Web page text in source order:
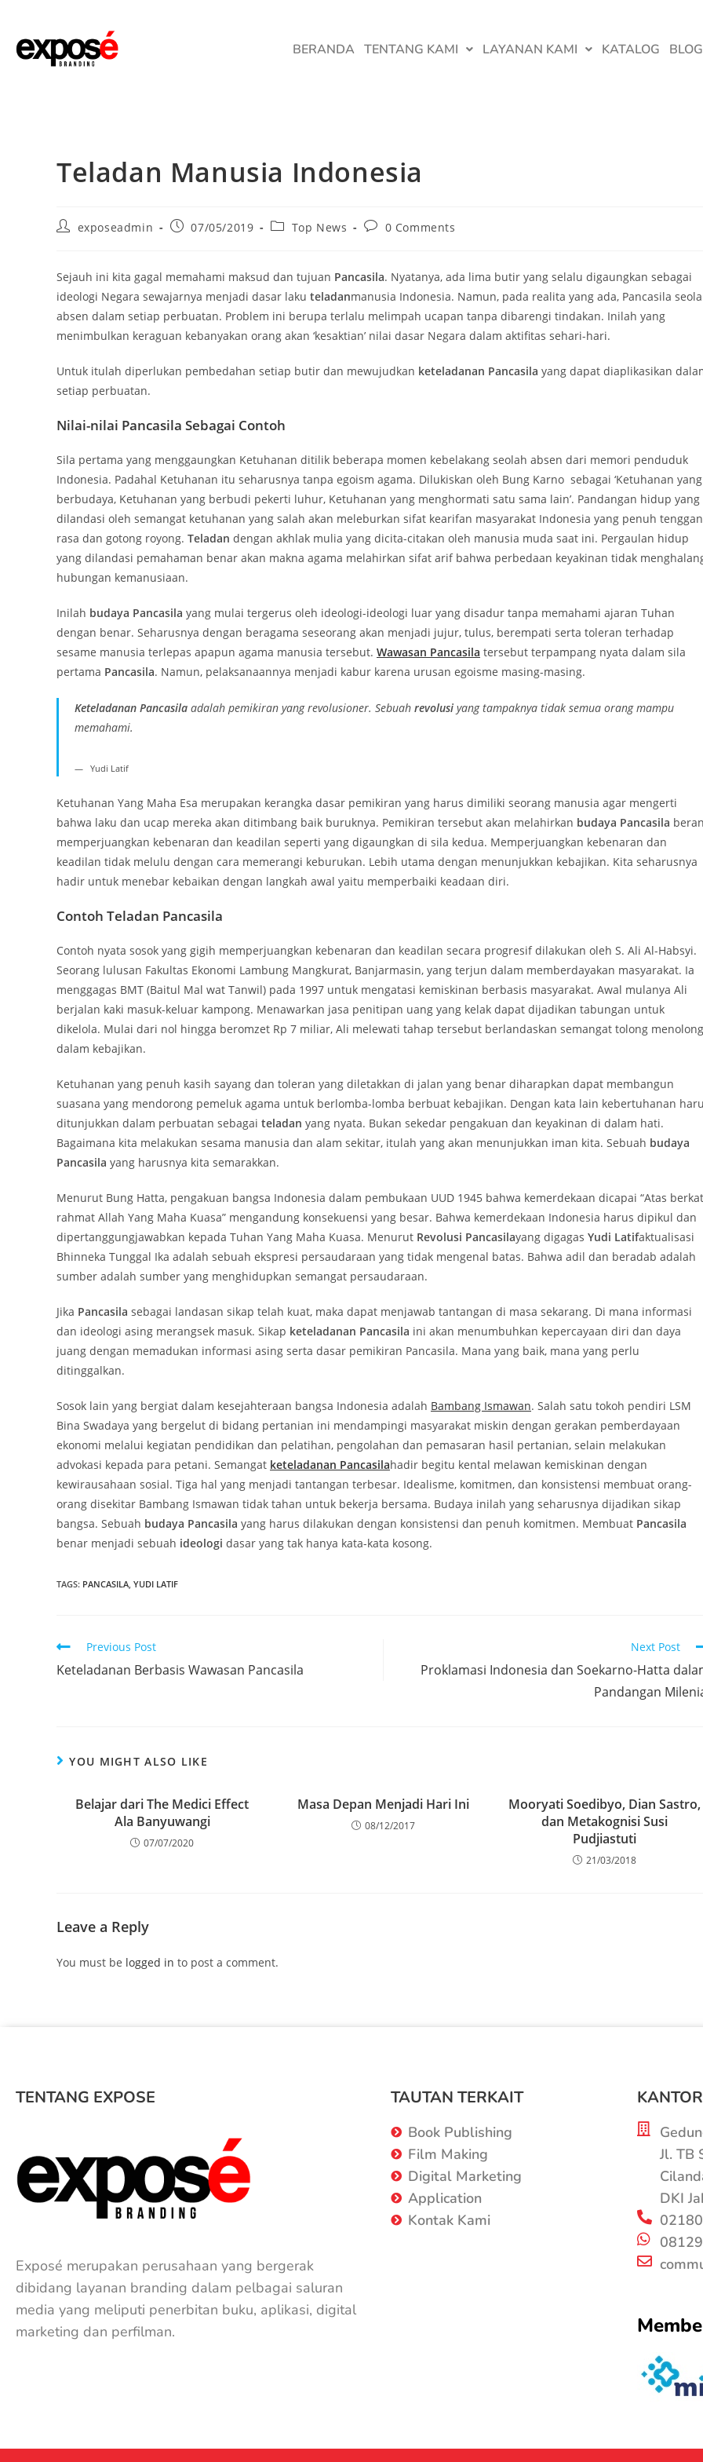
BERANDA TENTANG KAMI LAYANAN KAMI KATALOG BLOG
Teladan Manusia Indonesia
exposeadmin 07/05/2019 Top News 0 Comments
Sejauh ini kita gagal memahami maksud dan tujuan Pancasila. Nyatanya, ada lima butir yang selalu digaungkan sebagai
ideologi Negara sewajarnya menjadi dasar laku teladanmanusia Indonesia. Namun, pada realita yang ada, Pancasila
absen dalam setiap perbuatan. Problem ini berupa terlalu melimpah ucapan tanpa dibarengi tindakan. Inilah yang
menimbulkan keraguan kebanyakan orang akan ‘kesaktian’ nilai dasar Negara dalam aktifitas sehari-hari.
Untuk itulah diperlukan pembedahan setiap butir dan mewujudkan keteladanan Pancasila yang dapat diaplikasikan
setiap perbuatan.
Nilai-nilai Pancasila Sebagai Contoh
Sila pertama yang menggaungkan Ketuhanan ditilik beberapa momen kebelakang seolah absen dari memori penduduk
Indonesia. Padahal Ketuhanan itu seharusnya tanpa egoism agama. Dilukiskan oleh Bung Karno sebagai ‘Ketuhanan yang
berbudaya, Ketuhanan yang berbudi pekerti luhur, Ketuhanan yang menghormati satu sama lain’. Pandangan hidup yang
dilandasi oleh semangat ketuhanan yang salah akan meleburkan sifat kearifan masyarakat Indonesia yang penuh
rasa dan gotong royong. Teladan dengan akhlak mulia yang dicita-citakan oleh manusia muda saat ini. Pergaulan hidup
yang dilandasi pemahaman benar akan makna agama melahirkan sifat arif bahwa perbedaan keyakinan tidak
hubungan kemanusiaan.
Inilah budaya Pancasila yang mulai tergerus oleh ideologi-ideologi luar yang disadur tanpa memahami ajaran Tuhan
dengan benar. Seharusnya dengan beragama seseorang akan menjadi jujur, tulus, berempati serta toleran terhadap
sesame manusia terlepas apapun agama manusia tersebut. Wawasan Pancasila tersebut terpampang nyata dalam sila
pertama Pancasila. Namun, pelaksanaannya menjadi kabur karena urusan egoisme masing-masing.
Keteladanan Pancasila adalah pemikiran yang revolusioner. Sebuah revolusi yang tampaknya tidak semua orang mampu
memahami.
Yudi Latif
Ketuhanan Yang Maha Esa merupakan kerangka dasar pemikiran yang harus dimiliki seorang manusia agar mengerti
bahwa laku dan ucap mereka akan ditimbang baik buruknya. Pemikiran tersebut akan melahirkan budaya Pancasila
memperjuangkan kebenaran dan keadilan seperti yang digaungkan di sila kedua. Memperjuangkan kebenaran dan
keadilan tidak melulu dengan cara memerangi keburukan. Lebih utama dengan menunjukkan kebajikan. Kita seharusnya
hadir untuk menebar kebaikan dengan langkah awal yaitu memperbaiki keadaan diri.
Contoh Teladan Pancasila
Contoh nyata sosok yang gigih memperjuangkan kebenaran dan keadilan secara progresif dilakukan oleh S. Ali Al-Habsyi.
Seorang lulusan Fakultas Ekonomi Lambung Mangkurat, Banjarmasin, yang terjun dalam memberdayakan masyarakat. Ia
menggagas BMT (Baitul Mal wat Tanwil) pada 1997 untuk mengatasi kemiskinan berbasis masyarakat. Awal mulanya Ali
berjalan kaki masuk-keluar kampong. Menawarkan jasa penitipan uang yang kelak dapat dijadikan tabungan untuk
dikelola. Mulai dari nol hingga beromzet Rp 7 miliar, Ali melewati tahap tersebut berlandaskan semangat tolong menolong
dalam kebajikan.
Ketuhanan yang penuh kasih sayang dan toleran yang diletakkan di jalan yang benar diharapkan dapat membangun
suasana yang mendorong pemeluk agama untuk berlomba-lomba berbuat kebajikan. Dengan kata lain kebertuhanan
ditunjukkan dalam perbuatan sebagai teladan yang nyata. Bukan sekedar pengakuan dan keyakinan di dalam hati.
Bagaimana kita melakukan sesama manusia dan alam sekitar, itulah yang akan menunjukkan iman kita. Sebuah budaya
Pancasila yang harusnya kita semarakkan.
Menurut Bung Hatta, pengakuan bangsa Indonesia dalam pembukaan UUD 1945 bahwa kemerdekaan dicapai “Atas berkat
rahmat Allah Yang Maha Kuasa” mengandung konsekuensi yang besar. Bahwa kemerdekaan Indonesia harus dipikul dan
dipertanggungjawabkan kepada Tuhan Yang Maha Kuasa. Menurut Revolusi Pancasilayang digagas Yudi Latifaktualisasi
Bhinneka Tunggal Ika adalah sebuah ekspresi persaudaraan yang tidak mengenal batas. Bahwa adil dan beradab adalah
sumber adalah sumber yang menghidupkan semangat persaudaraan.
Jika Pancasila sebagai landasan sikap telah kuat, maka dapat menjawab tantangan di masa sekarang. Di mana informasi
dan ideologi asing merangsek masuk. Sikap keteladanan Pancasila ini akan menumbuhkan kepercayaan diri dan daya
juang dengan memadukan informasi asing serta dasar pemikiran Pancasila. Mana yang baik, mana yang perlu
ditinggalkan.
Sosok lain yang bergiat dalam kesejahteraan bangsa Indonesia adalah Bambang Ismawan. Salah satu tokoh pendiri LSM
Bina Swadaya yang bergelut di bidang pertanian ini mendampingi masyarakat miskin dengan gerakan pemberdayaan
ekonomi melalui kegiatan pendidikan dan pelatihan, pengolahan dan pemasaran hasil pertanian, selain melakukan
advokasi kepada para petani. Semangat keteladanan Pancasilahadir begitu kental melawan kemiskinan dengan
kewirausahaan sosial. Tiga hal yang menjadi tantangan terbesar. Idealisme, komitmen, dan konsistensi membuat orang-
orang disekitar Bambang Ismawan tidak tahan untuk bekerja bersama. Budaya inilah yang seharusnya dijadikan sikap
bangsa. Sebuah budaya Pancasila yang harus dilakukan dengan konsistensi dan penuh komitmen. Membuat Pancasila
benar menjadi sebuah ideologi dasar yang tak hanya kata-kata kosong.
TAGS: PANCASILA YUDI LATIF
Previous Post
Keteladanan Berbasis Wawasan Pancasila
Next Post
Proklamasi Indonesia dan Soekarno-Hatta
Pandangan
YOU MIGHT ALSO LIKE
Belajar dari The Medici Effect
Ala Banyuwangi
07/07/2020
Masa Depan Menjadi Hari Ini
08/12/2017
Mooryati Soedibyo, Dian Sastro,
dan Metakognisi Susi
Pudjiastuti
21/03/2018
Leave a Reply
You must be logged in to post a comment.
TENTANG EXPOSE
Exposé merupakan perusahaan yang bergerak
dibidang layanan branding dalam pelbagai saluran
media yang meliputi penerbitan buku, aplikasi, digital
marketing dan perfilman.
TAUTAN TERKAIT
Book Publishing
Film Making
Digital Marketing
Application
Kontak Kami
Jl. TB
DKI